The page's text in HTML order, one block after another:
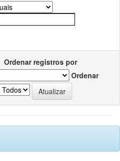
Ordenar registros por
Ordenar